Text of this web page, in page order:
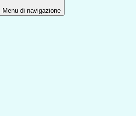
Menu di navigazione